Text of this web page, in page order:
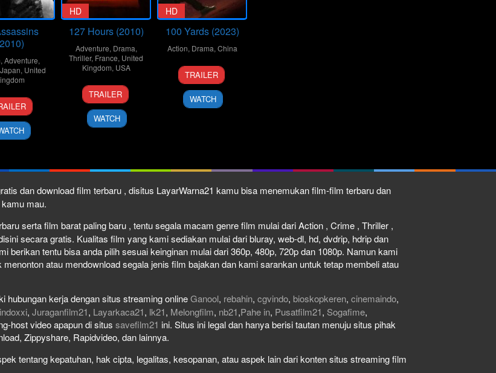
, Adventure,
Japan, United
25
Sep
2010
Takashi
Miike
HD
127 Hours (2010)
Adventure, Drama,
Thriller, France, United
Kingdom, USA
12
Nov
2010
Danny
Boyle
TRAILER
WATCH
HD
100 Yards (2023)
Action, Drama, China
20
Sep
2024
Xu
Junfeng
TRAILER
WATCH
dan download film terbaru , disitus LayarWarna21 kamu bisa menemukan film-film terbaru dan
mau.
serta film barat paling baru , tentu segala macam genre film mulai dari Action , Crime , Thriller ,
secara gratis. Kualitas film yang kami sediakan mulai dari bluray, web-dl, hd, dvdrip, hdrip dan
berikan tentu bisa anda pilih sesuai keinginan mulai dari 360p, 480p, 720p dan 1080p. Namun kami
atau mendownload segala jenis film bajakan dan kami sarankan untuk tetap membeli atau
hubungan kerja dengan situs streaming onlineGanool, rebahin, cgvindo, bioskopkeren, cinemaindo,
indoxxi, Juraganfilm21, Layarkaca21, lk21, Melongfilm, nb21,Pahe in, Pusatfilm21, Sogafime,
host video apapun di situs savefilm21 ini. Situs ini legal dan hanya berisi tautan menuju situs pihak
Zippyshare, Rapidvideo, dan lainnya.
tentang kepatuhan, hak cipta, legalitas, kesopanan, atau aspek lain dari konten situs streaming film